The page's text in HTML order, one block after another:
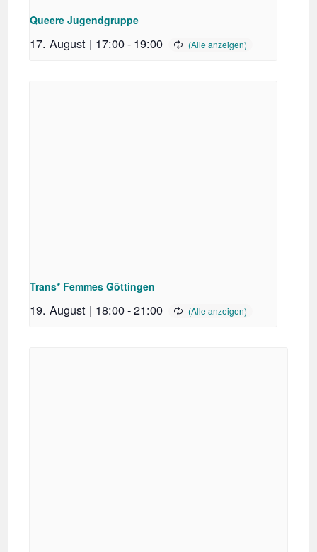
Queere Jugendgruppe
17. August | 17:00- 19:00
Trans* Femmes Göttingen
19. August | 18:00-21:00